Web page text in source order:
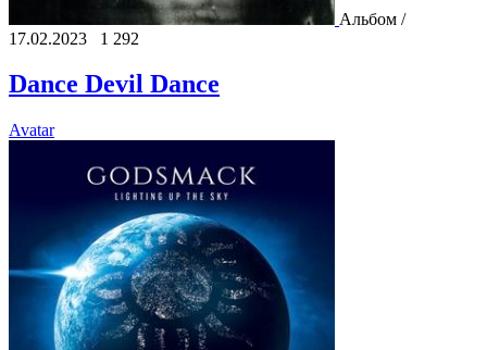
Альбом /
17.02.2023
1 292
Dance Devil Dance
Avatar